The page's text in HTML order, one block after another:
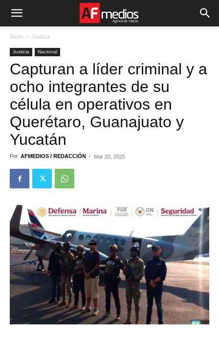
Inicio Justicia
Justicia Nacional
Capturan a líder criminal y a
ocho integrantes de su
célula en operativos en
Querétaro, Guanajuato y
Yucatán
Por AFMEDIOS / REDACCIÓN - Mar 20, 2025